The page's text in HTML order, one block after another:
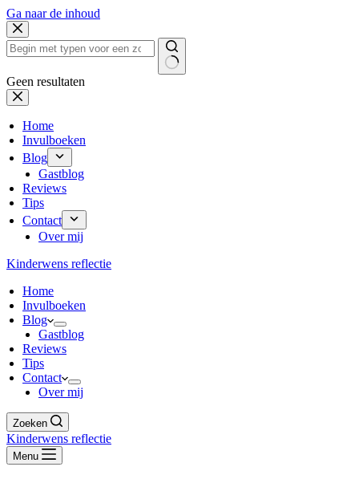
Ga naar de inhoud
Geen resultaten
Home
Invulboeken
Blog
Gastblog
Reviews
Tips
Contact
Over mij
Kinderwens reflectie
Home
Invulboeken
Blog
Gastblog
Reviews
Tips
Contact
Over mij
Zoeken
Kinderwens reflectie
Menu